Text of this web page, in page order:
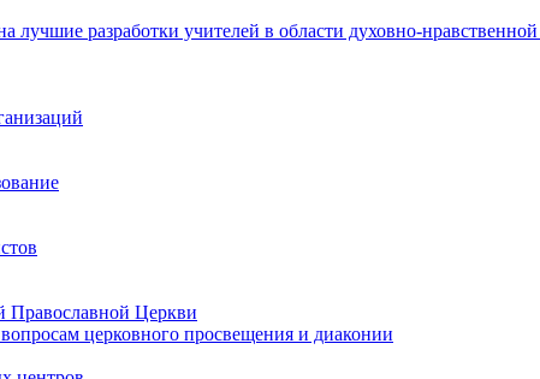
разработки учителей в области духовно-
Православной Церкви
церковного просвещения и диаконии